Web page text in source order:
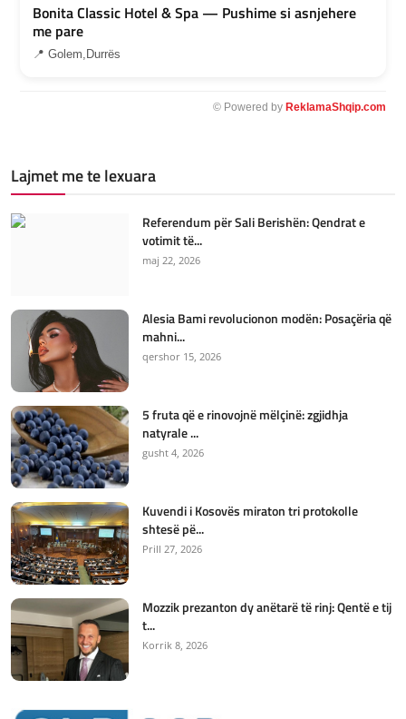
Bonita Classic Hotel & Spa — Pushime si asnjehere
me pare
📍 Golem,Durrës
© Powered by ReklamaShqip.com
Lajmet me te lexuara
Referendum për Sali Berishën: Qendrat e
votimit të...
maj 22, 2026
Alesia Bami revolucionon modën: Posaçëria që
mahni...
qershor 15, 2026
5 fruta që e rinovojnë mëlçinë: zgjidhja
natyrale ...
gusht 4, 2026
Kuvendi i Kosovës miraton tri protokolle
shtesë pë...
Prill 27, 2026
Mozzik prezanton dy anëtarë të rinj: Qentë e tij
t...
Korrik 8, 2026